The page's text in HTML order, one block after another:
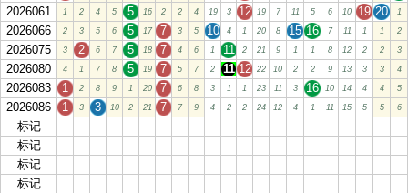
2026061
1 2 4 5 5 16 2 2 4 19 3 12 19 7 11 5 6 10 19 20 1
2026066 2 3 5 6 5 17 7 3 5 10 4 1 20 8 15 16 7 11 1 1 2
2026075 3 2 6 7 5 18 7 4 6 1 11 2 21 9 1 1 8 12 2 2 3
2026080 4 1 7 8 5 19 7 5 7 2 11 12 22 10 2 2 9 13 3 3 4
2026083 1 2 8 9 1 20 7 6 8 3 1 1 23 11 3 16 10 14 4 4 5
2026086 1 3 3 10 2 21 7 7 9 4 2 2 24 12 4 1 11 15 5 5 6
标记
标记
标记
标记